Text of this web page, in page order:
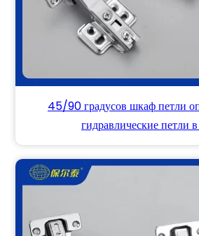
45/90 градусов шкаф петли
гидравлические петли